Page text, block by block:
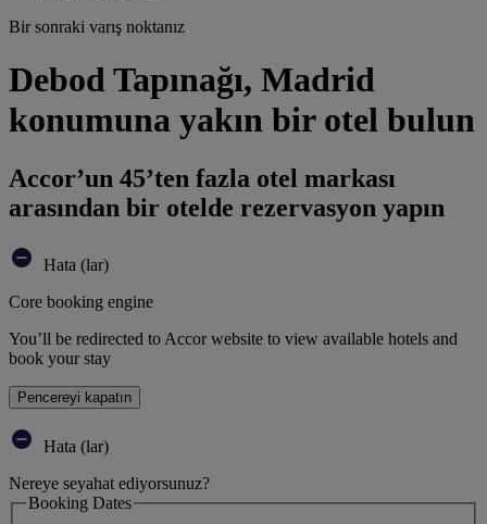
Bir sonraki varış noktanız
Debod Tapınağı, Madrid
konumuna yakın bir otel bulun
Accor’un 45’ten fazla otel markası
arasından bir otelde rezervasyon yapın
Hata (lar)
Core booking engine
You’ll be redirected to Accor website to view available hotels and
book your stay
Pencereyi kapatın
Hata (lar)
Nereye seyahat ediyorsunuz?
Booking Dates